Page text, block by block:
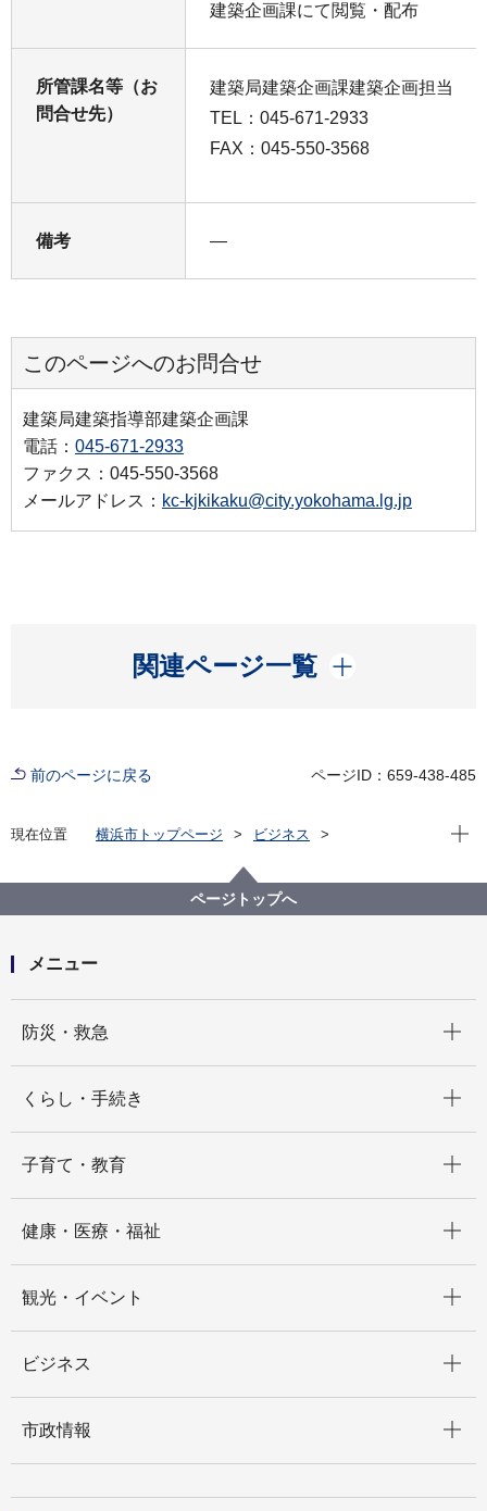
建築企画課にて閲覧・配布
所管課名等（お
問合せ先）
建築局建築企画課建築企画担当
TEL：045-671-2933
FAX：045-550-3568
備考 ―
このページへのお問合せ
建築局建築指導部建築企画課
電話： 045-671-2933
ファクス：045-550-3568
メールアドレス： kc-kjkikaku@city.yokohama.lg.jp
関連ページ一覧
開く
前のページに戻る ページID：659-438-485
現在位置 横浜市トップページ
ビジネス
建築関連手続・法令・許認可
建築基準法に基づく許可・認定・指定等
意見公募ページ
現在
ページトップへ
メニュー
防災・救急
くらし・手続き
子育て・教育
健康・医療・福祉
観光・イベント
ビジネス
市政情報